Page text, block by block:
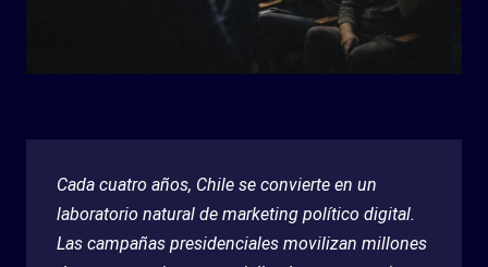
Cada cuatro años, Chile se convierte en un
laboratorio natural de marketing político digital.
Las campañas presidenciales movilizan millones